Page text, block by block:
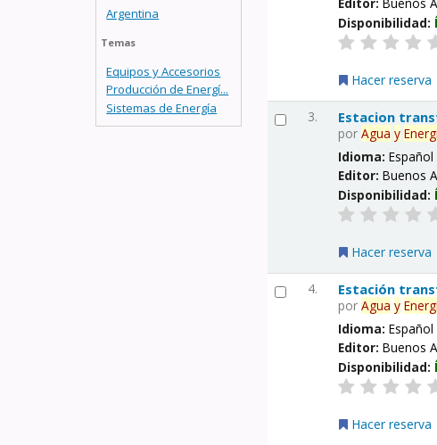
Argentina
Temas
Equipos y Accesorios
Producción de Energí...
Sistemas de Energía
Disponibilidad:
Hacer reserva
3. Estacion
porAgua y
Idioma:Español
Editor:Buenos
Disponibilidad:
Hacer reserva
4. Estación
porAgua y
Idioma:Español
Editor:Buenos
Disponibilidad:
Hacer reserva